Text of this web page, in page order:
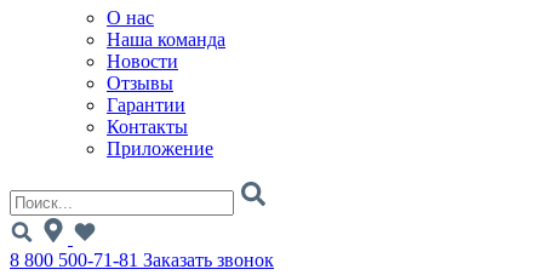
О нас
Наша команда
Новости
Отзывы
Гарантии
Контакты
Приложение
8 800 500-71-81 Заказать звонок